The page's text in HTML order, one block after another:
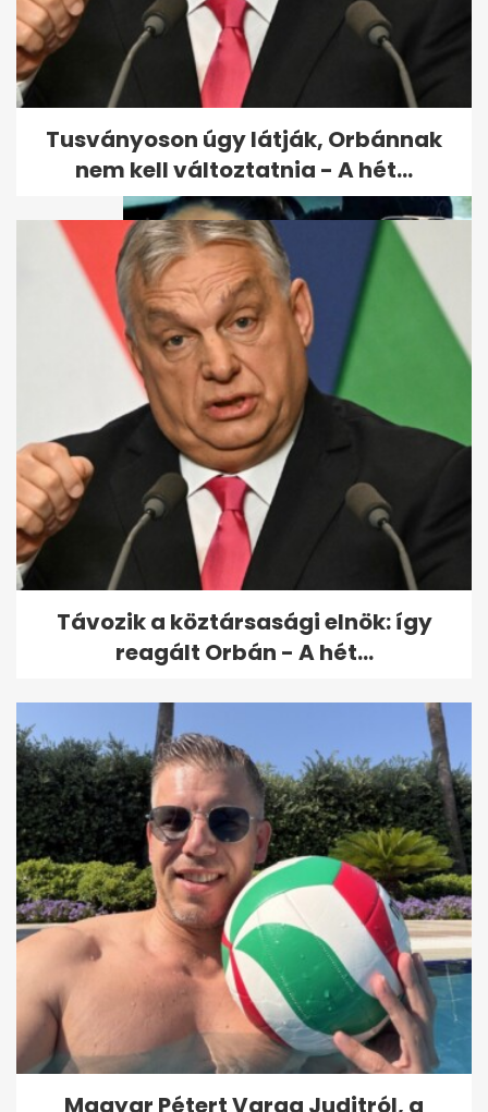
Putyin eltitkolt 19 éves lánya
milliárdosként élhet
Monacóban
Kulcsár Edina új párja
visszaüzent Sebestyén
Balázsnak
Tusványoson úgy látják, Orbánnak
nem kell változtatnia - A hét...
Távozik a köztársasági elnök: így
reagált Orbán - A hét...
Magyar Pétert Varga Juditról, a